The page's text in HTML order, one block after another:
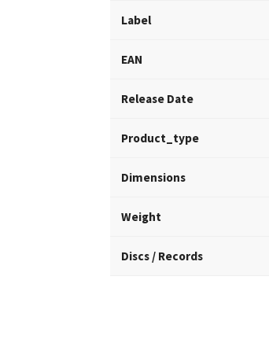
Label
EAN
Release Date
Product_type
Dimensions
Weight
Discs / Records